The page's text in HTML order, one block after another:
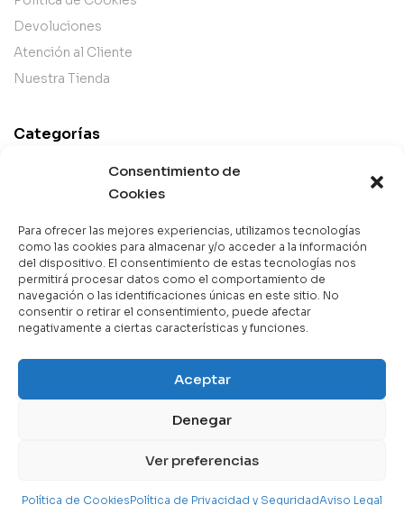
Consentimiento de
Cookies
Para ofrecer las mejores experiencias, utilizamos tecnologías
como las cookies para almacenar y/o acceder a la información
del dispositivo. El consentimiento de estas tecnologías nos
permitirá procesar datos como el comportamiento de
navegación o las identificaciones únicas en este sitio. No
consentir o retirar el consentimiento, puede afectar
negativamente a ciertas características y funciones.
Aceptar
Denegar
Ver preferencias
Política de CookiesPolítica de Privacidad y SeguridadAviso Legal
Devoluciones
Atención al Cliente
Nuestra Tienda
Categorías
Mejor Valorados
Libros en Oferta
Novedades
Copyright © 2025 Books & Co. Todos los derechos